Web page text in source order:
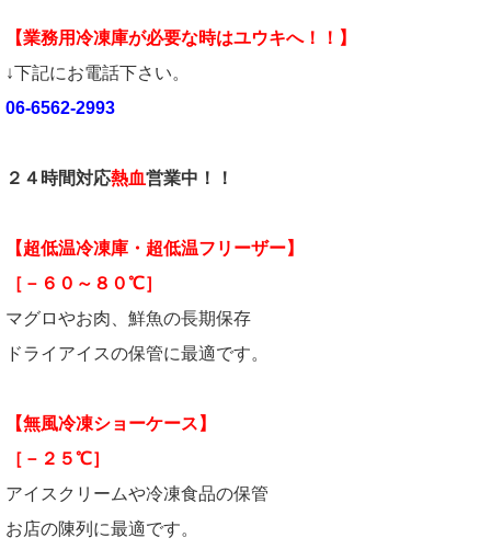
【業務用冷凍庫が必要な時はユウキへ！！】
↓下記にお電話下さい。
06-6562-2993
２４時間対応熱血営業中！！
【超低温冷凍庫・超低温フリーザー】
［－６０～８０℃］
マグロやお肉、鮮魚の長期保存
ドライアイスの保管に最適です。
【無風冷凍ショーケース】
［－２５℃］
アイスクリームや冷凍食品の保管
お店の陳列に最適です。